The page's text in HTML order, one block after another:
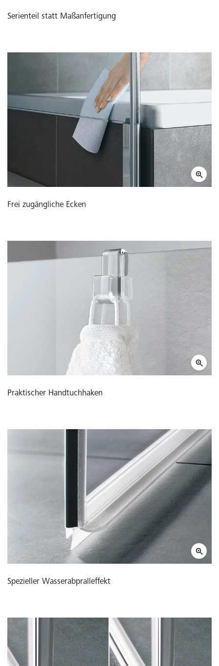
Serienteil statt Maßanfertigung
Frei zugängliche Ecken
Praktischer Handtuchhaken
Spezieller Wasserabpralleffekt